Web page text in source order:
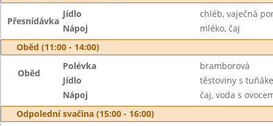
Přesnídávka
Jídlo
chléb, vaječná
Nápoj
mléko, čaj
Oběd (11:00 - 14:00)
Oběd
Polévka
bramborová
Jídlo
těstoviny s
Nápoj
čaj, voda s
Odpolední svačina (15:00 - 16:00)